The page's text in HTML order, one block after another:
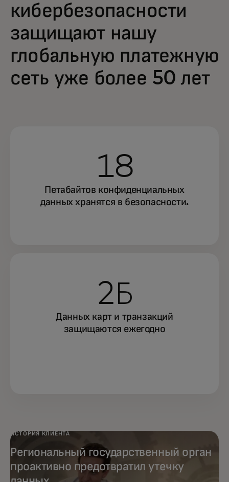
кибербезопасности
защищают нашу
глобальную платежную
сеть уже более 50 лет
18
Петабайтов конфиденциальных
данных хранятся в безопасности.
2Б
Данных карт и транзакций
защищаются ежегодно
ИСТОРИЯ КЛИЕНТА
Региональный государственный орган
проактивно предотвратил утечку